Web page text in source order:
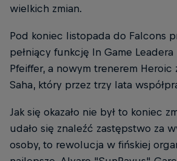
wielkich zmian.
Pod koniec listopada do Falcons
pełniący funkcję In Game
Pfeiffer, a nowym trenerem Heroic
Saha, który przez trzy lata
Jak się okazało nie był to koniec
udało się znaleźć zastępstwo za
osoby, to rewolucja w fińskiej